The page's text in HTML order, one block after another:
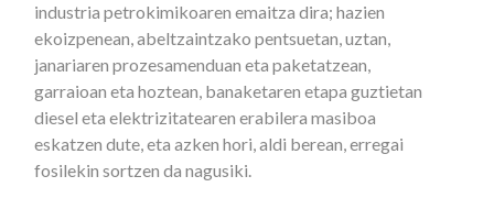
industria petrokimikoaren emaitza dira; hazien
ekoizpenean, abeltzaintzako pentsuetan, uztan,
janariaren prozesamenduan eta paketatzean,
garraioan eta hoztean, banaketaren etapa guztietan
diesel eta elektrizitatearen erabilera masiboa
eskatzen dute, eta azken hori, aldi berean, erregai
fosilekin sortzen da nagusiki.